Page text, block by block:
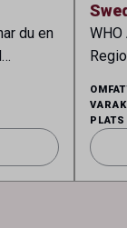
du en
WHO